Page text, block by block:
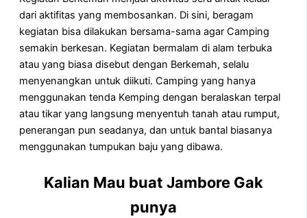
dari aktifitas yang membosankan. Di sini, beragam
kegiatan bisa dilakukan bersama-sama agar Camping
semakin berkesan. Kegiatan bermalam di alam terbuka
atau yang biasa disebut dengan Berkemah, selalu
menyenangkan untuk diikuti. Camping yang hanya
menggunakan tenda Kemping dengan beralaskan terpal
atau tikar yang langsung menyentuh tanah atau rumput,
penerangan pun seadanya, dan untuk bantal biasanya
menggunakan tumpukan baju yang dibawa.
Kalian Mau buat Jambore Gak
punya